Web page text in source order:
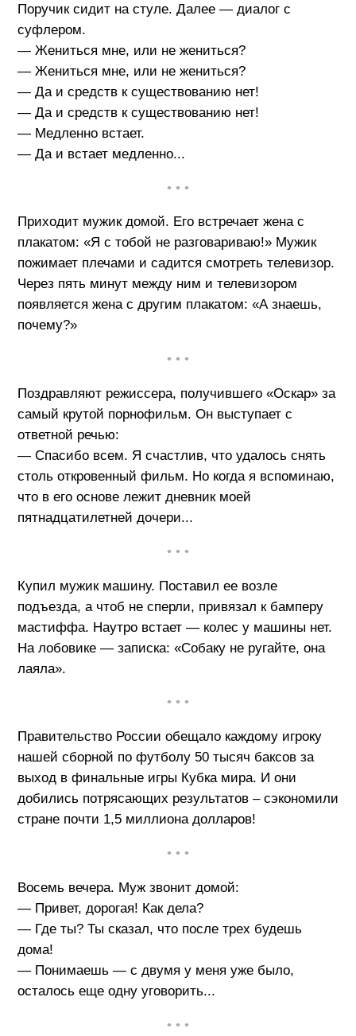
Поручик сидит на стуле. Далее — диалог с
суфлером.
— Жениться мне, или не жениться?
— Жениться мне, или не жениться?
— Да и средств к существованию нет!
— Да и средств к существованию нет!
— Медленно встает.
— Да и встает медленно...
• • •
Приходит мужик домой. Его встречает жена с
плакатом: «Я с тобой не разговариваю!» Мужик
пожимает плечами и садится смотреть телевизор.
Через пять минут между ним и телевизором
появляется жена с другим плакатом: «А знаешь,
почему?»
• • •
Поздравляют режиссера, получившего «Оскар» за
самый крутой порнофильм. Он выступает с
ответной речью:
— Спасибо всем. Я счастлив, что удалось снять
столь откровенный фильм. Но когда я вспоминаю,
что в его основе лежит дневник моей
пятнадцатилетней дочери...
• • •
Купил мужик машину. Поставил ее возле
подъезда, а чтоб не сперли, привязал к бамперу
мастиффа. Наутро встает — колес у машины нет.
На лобовике — записка: «Собаку не ругайте, она
лаяла».
• • •
Правительство России обещало каждому игроку
нашей сборной по футболу 50 тысяч баксов за
выход в финальные игры Кубка мира. И они
добились потрясающих результатов – сэкономили
стране почти 1,5 миллиона долларов!
• • •
Восемь вечера. Муж звонит домой:
— Привет, дорогая! Как дела?
— Где ты? Ты сказал, что после трех будешь
дома!
— Понимаешь — с двумя у меня уже было,
осталось еще одну уговорить...
• • •